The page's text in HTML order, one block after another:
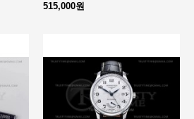
515,000원